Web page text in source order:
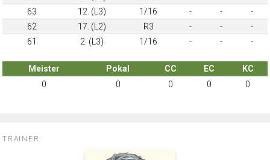
63
12. (L3) 1/16 - -
-
62
17. (L2) R3 - -
-
61
2. (L3) 1/16 - - -
Meister Pokal CC EC
KC
0
0 0 0 0
TRAINER: